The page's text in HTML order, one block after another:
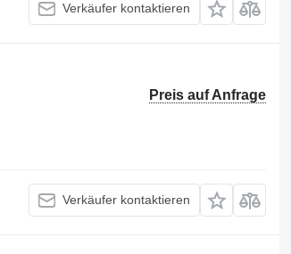
Verkäufer kontaktieren
Preis auf Anfrage
Verkäufer kontaktieren